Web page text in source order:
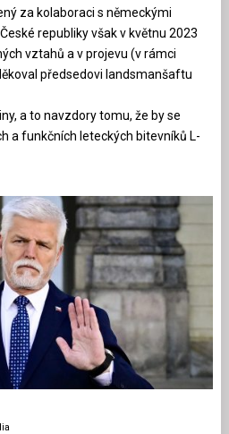
za kolaboraci s německými
republiky však v květnu 2023
vztahů a v projevu (v rámci
předsedovi landsmanšaftu
a to navzdory tomu, že by se
a funkčních leteckých bitevníků L-